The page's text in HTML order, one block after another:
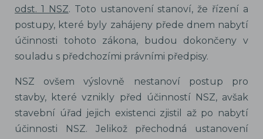
odst. 1 NSZ. Toto ustanovení stanoví, že řízení a
postupy, které byly zahájeny přede dnem nabytí
účinnosti tohoto zákona, budou dokončeny v
souladu s předchozími právními předpisy.
NSZ ovšem výslovně nestanoví postup pro
stavby, které vznikly před účinností NSZ, avšak
stavební úřad jejich existenci zjistil až po nabytí
účinnosti NSZ. Jelikož přechodná ustanovení